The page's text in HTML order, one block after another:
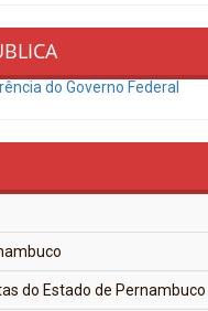
do Estado de Pernambuco